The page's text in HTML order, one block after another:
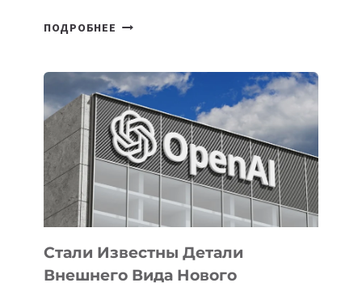
ПОДРОБНЕЕ
ПРИОРИТЕТНЫЕ
ЗАДАЧИ
ПО
РАЗВИТИЮ
ЭКОСИСТЕМЫ
ИСКУССТВЕННОГО
ИНТЕЛЛЕКТА
Стали Известны Детали
Внешнего Вида Нового